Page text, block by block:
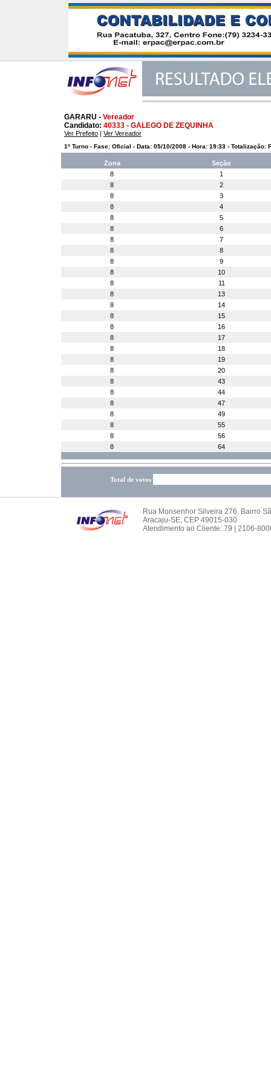
GARARU - Vereador
Candidato: 40333 - GALEGO DE ZEQUINHA
Ver Prefeito | Ver Vereador
1º Turno - Fase: Oficial - Data: 05/10/2008 - Hora: 19:33 - Totalização:
Zona
Seção
8
1
8
2
8
3
8
4
8
5
8
6
8
7
8
8
8
9
8
10
8
11
8
13
8
14
8
15
8
16
8
17
8
18
8
19
8
20
8
43
8
44
8
47
8
49
8
55
8
56
8
64
Total de votos
Rua Monsenhor Silveira 276, Bairro
Aracaju-SE, CEP 49015-030
Atendimento ao Cliente: 79 | 2106-